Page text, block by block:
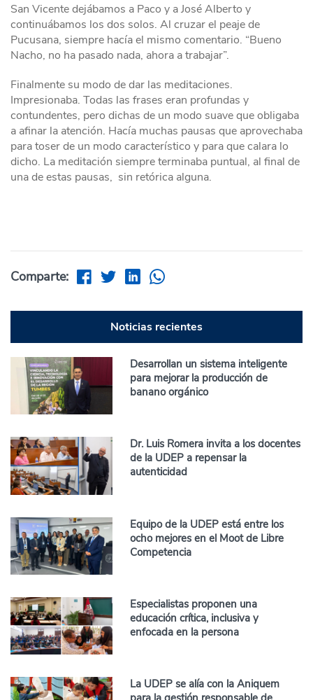
San Vicente dejábamos a Paco y a José Alberto y
continuábamos los dos solos. Al cruzar el peaje de
Pucusana, siempre hacía el mismo comentario. “Bueno
Nacho, no ha pasado nada, ahora a trabajar”.
Finalmente su modo de dar las meditaciones.
Impresionaba. Todas las frases eran profundas y
contundentes, pero dichas de un modo suave que obligaba
a afinar la atención. Hacía muchas pausas que aprovechaba
para toser de un modo característico y para que calara lo
dicho. La meditación siempre terminaba puntual, al final de
una de estas pausas, sin retórica alguna.
Comparte:
Noticias recientes
Desarrollan un sistema inteligente
para mejorar la producción de
banano orgánico
Dr. Luis Romera invita a los docentes
de la UDEP a repensar la
autenticidad
Equipo de la UDEP está entre los
ocho mejores en el Moot de Libre
Competencia
Especialistas proponen una
educación crítica, inclusiva y
enfocada en la persona
La UDEP se alía con la Aniquem